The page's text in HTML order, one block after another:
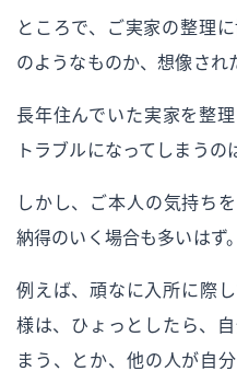
ところで、ご実家の整理
のようなものか、想像され
長年住んでいた実家を整
トラブルになってしまうの
しかし、ご本人の気持ち
納得のいく場合も多いはず。
例えば、頑なに入所に際
様は、ひょっとしたら、
まう、とか、他の人が自